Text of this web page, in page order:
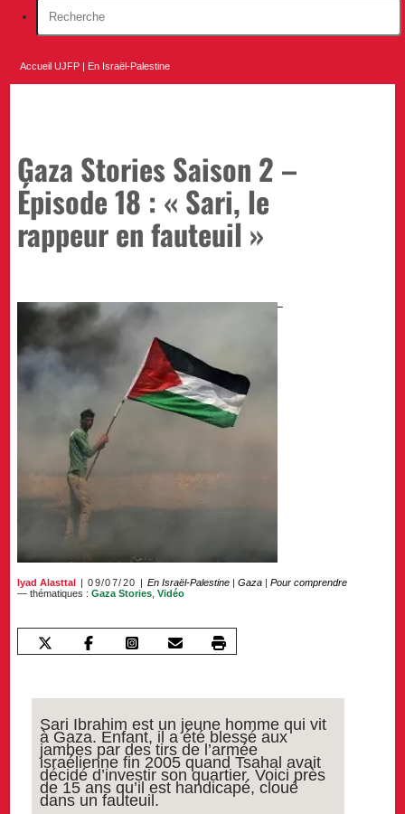
Accueil UJFP En Israël-Palestine
Gaza Stories Saison 2 –
Épisode 18 : « Sari, le
rappeur en fauteuil »
Iyad Alasttal 09/07/20 En Israël-Palestine |Gaza |Pour comprendre
— thématiques :Gaza Stories,Vidéo
Sari Ibrahim est un jeune homme qui vit
à Gaza. Enfant, il a été blessé aux
jambes par des tirs de l’armée
israélienne fin 2005 quand Tsahal avait
décidé d’investir son quartier. Voici près
de 15 ans qu’il est handicapé, cloué
dans un fauteuil.